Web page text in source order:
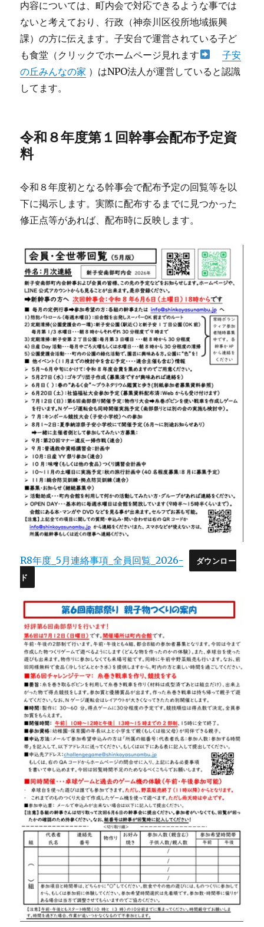
内容については、町内会で対応できるような事では
ないと考えており、行政（神奈川区役所地域振興
課）の方に伝えます。子安台で運営されている子ど
も食堂（クリックでホームページ見れます
子安
の丘みんなの家 ）はNPO法人が運営していると認識
してます。
令和８年度第１回幹事会配布予定資
料
令和８年度初となる幹事会で配布予定の回覧等を以
下に掲示します。実際に配布するまでに見つかった
修正点等があれば、配布時に反映します。
R8年度_5月連絡事項_全員回覧_2026-
ダウンロー
ド